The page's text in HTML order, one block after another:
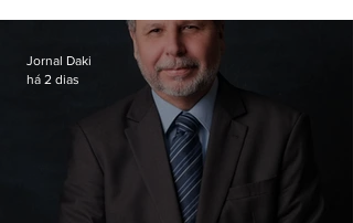
Jornal Daki
há 2 dias